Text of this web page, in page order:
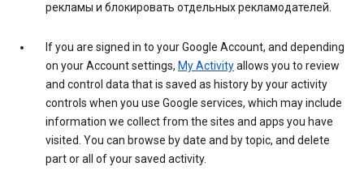
рекламы и блокировать отдельных рекламодателей.
If you are signed in to your Google Account, and depending
on your Account settings, My Activityallows you to review
and control data that is saved as history by your activity
controls when you use Google services, which may include
information we collect from the sites and apps you have
visited. You can browse by date and by topic, and delete
part or all of your saved activity.